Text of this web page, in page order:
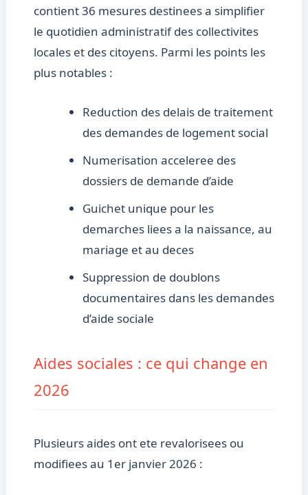
contient 36 mesures destinees a simplifier
le quotidien administratif des collectivites
locales et des citoyens. Parmi les points les
plus notables :
Reduction des delais de traitement
des demandes de logement social
Numerisation acceleree des
dossiers de demande d’aide
Guichet unique pour les
demarches liees a la naissance, au
mariage et au deces
Suppression de doublons
documentaires dans les demandes
d’aide sociale
Aides sociales : ce qui change en
2026
Plusieurs aides ont ete revalorisees ou
modifiees au 1er janvier 2026 :